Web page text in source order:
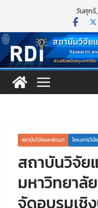
content
วันศุกร์
สถาบันวิจัยและพัฒนา โครงการวิ
สถาบันวิจั
มหาวิทยาลั
จัดอบรมเชิ